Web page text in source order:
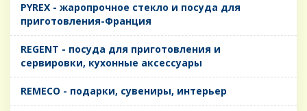
PYREX - жаропрочное стекло и посуда для
приготовления-Франция
REGENT - посуда для приготовления и
сервировки, кухонные аксессуары
REMECO - подарки, сувениры, интерьер